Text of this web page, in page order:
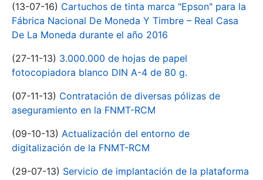
(13-07-16) Cartuchos de tinta marca "Epson" para la
Fábrica Nacional De Moneda Y Timbre – Real Casa
De La Moneda durante el año 2016
(27-11-13) 3.000.000 de hojas de papel
fotocopiadora blanco DIN A-4 de 80 g.
(07-11-13) Contratación de diversas pólizas de
aseguramiento en la FNMT-RCM
(09-10-13) Actualización del entorno de
digitalización de la FNMT-RCM
(29-07-13) Servicio de implantación de la plataforma